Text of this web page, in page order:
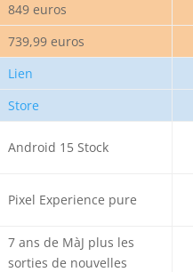
849 euros
739,99 euros
Lien
Store
Android 15 Stock
Pixel Experience pure
7 ans de MàJ plus les
sorties de nouvelles